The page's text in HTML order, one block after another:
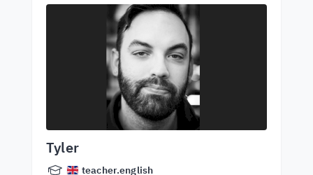
Tyler
teacher.english